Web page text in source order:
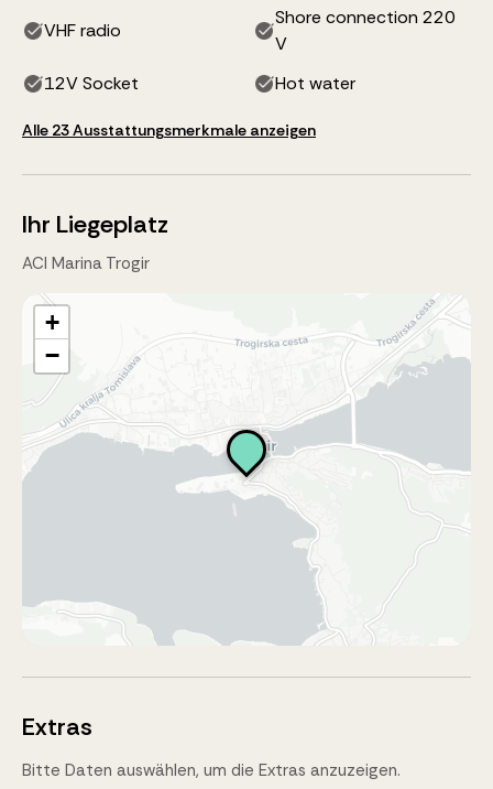
VHF radio
Shore connection 220
V
12V Socket
Hot water
Alle 23 Ausstattungsmerkmale anzeigen
Ihr Liegeplatz
ACI Marina Trogir
+
−
Extras
Bitte Daten auswählen, um die Extras anzuzeigen.